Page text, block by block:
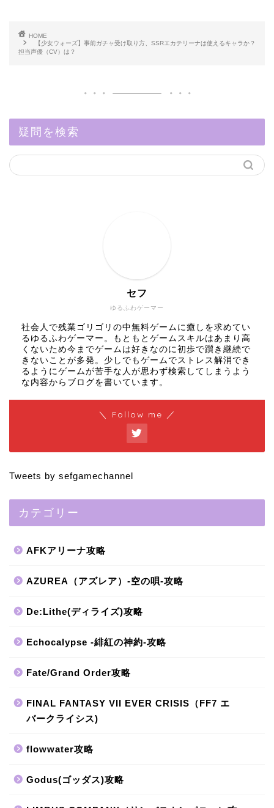
HOME
【少女ウォーズ】事前ガチャ受け取り方、SSRエカテリーナは使えるキャラか？
担当声優（CV）は？
疑問を検索
ゆるふわゲーマー
セフ
社会人で残業ゴリゴリの中無料ゲームに癒しを求めてい
るゆるふわゲーマー。もともとゲームスキルはあまり高
くないため今までゲームは好きなのに初歩で躓き継続で
きないことが多発。少しでもゲームでストレス解消でき
るようにゲームが苦手な人が思わず検索してしまうよう
な内容からブログを書いています。
＼ Follow me ／
Tweets by sefgamechannel
カテゴリー
AFKアリーナ攻略
AZUREA（アズレア）-空の唄-攻略
De:Lithe(ディライズ)攻略
Echocalypse -緋紅の神約-攻略
Fate/Grand Order攻略
FINAL FANTASY VII EVER CRISIS（FF7 エ
バークライシス)
flowwater攻略
Godus(ゴッダス)攻略